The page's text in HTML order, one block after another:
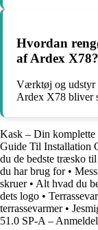
Hvordan
af Ardex X78?
Værktøj og udstyr
Ardex X78 bliver
Kask – Din
Guide Til Installation
du de bedste træsko
du har brug for•
skruer• Alt hvad du
dets logo •
terrassevarmer•
51.0 SP-A –